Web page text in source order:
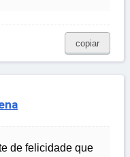
copiar
de felicidade que